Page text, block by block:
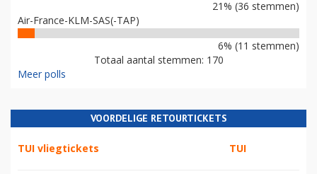
21% (36 stemmen)
Air-France-KLM-SAS(-TAP)
6% (11 stemmen)
Totaal aantal stemmen: 170
Meer polls
VOORDELIGE RETOURTICKETS
TUI vliegtickets TUI